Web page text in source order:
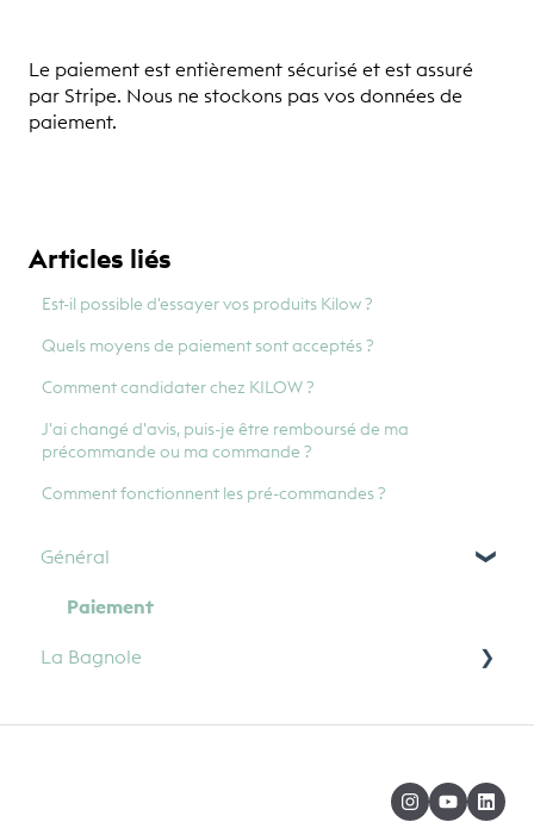
Le paiement est entièrement sécurisé et est assuré
par Stripe. Nous ne stockons pas vos données de
paiement.
Articles liés
Est-il possible d'essayer vos produits Kilow ?
Quels moyens de paiement sont acceptés ?
Comment candidater chez KILOW ?
J'ai changé d'avis, puis-je être remboursé de ma
précommande ou ma commande ?
Comment fonctionnent les pré-commandes ?
Général
Paiement
La Bagnole